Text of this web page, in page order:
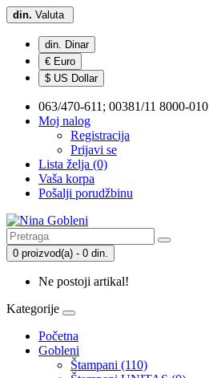
din. Valuta
din. Dinar
€ Euro
$ US Dollar
063/470-611; 00381/11 8000-010
Moj nalog
Registracija
Prijavi se
Lista želja (0)
Vaša korpa
Pošalji porudžbinu
0 proizvod(a) - 0 din.
Ne postoji artikal!
Kategorije
Početna
Gobleni
Štampani (110)